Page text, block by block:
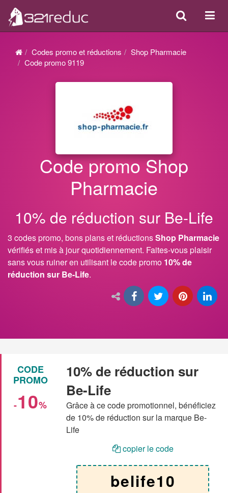
ou
Search
Codes promo et réductions
Shop Pharmacie
Code promo 9119
Code promo Shop
Pharmacie
10% de réduction sur Be-Life
3 codes promo, bons plans et réductionsShop Pharmacie
vérifiés et mis à jour quotidiennement. Faites-vous plaisir
sans vous ruiner en utilisant le code promo 10% de
réduction sur Be-Life.
CODE
PROMO
-10%
10% de réduction sur
Be-Life
Grâce à ce code promotionnel, bénéficiez
de 10% de réduction sur la marque Be-
Life
copier le code
belife10